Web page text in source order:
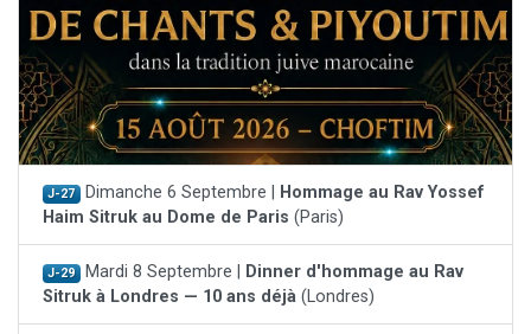
J-27 Dimanche 6 Septembre |
Hommage au Rav Yossef
Haim Sitruk au Dome de Paris (Paris)
J-29 Mardi 8 Septembre |
Dinner d'hommage au Rav
Sitruk à Londres — 10 ans déjà (Londres)